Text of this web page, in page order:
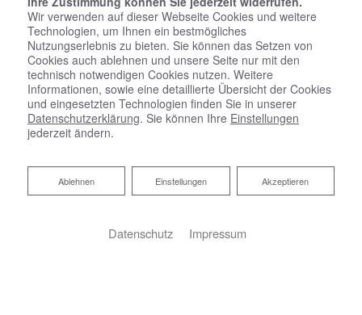
Sanitärplanung und -installation
SANTEC GmbH & Co.KG: für Sie vor Ort
Wir verwenden auf dieser Webseite Cookies und weitere
Technologien, um Ihnen ein bestmögliches
Nutzungserlebnis zu bieten. Sie können das Setzen von
Cookies auch ablehnen und unsere Seite nur mit den
technisch notwendigen Cookies nutzen. Weitere
Informationen, sowie eine detaillierte Übersicht der Cookies
und eingesetzten Technologien finden Sie in unserer
Datenschutzerklärung. Sie können Ihre Einstellungen
jederzeit ändern.
Akzeptieren
Einstellungen
Ablehnen
Ablehnen
Datenschutz Impressum